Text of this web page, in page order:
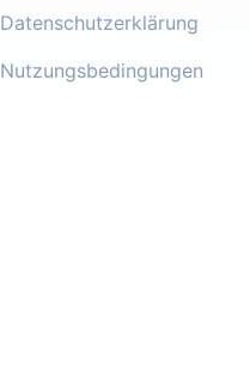
Datenschutzerklärung
Nutzungsbedingungen